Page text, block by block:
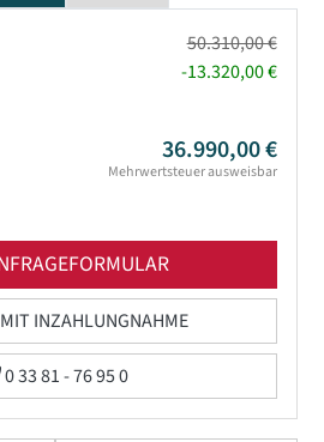
50.310,00 €
-13.320,00 €
36.990,00 €
Mehrwertsteuer ausweisbar
INZAHLUNGNAHME
0 33 81 - 76 95 0